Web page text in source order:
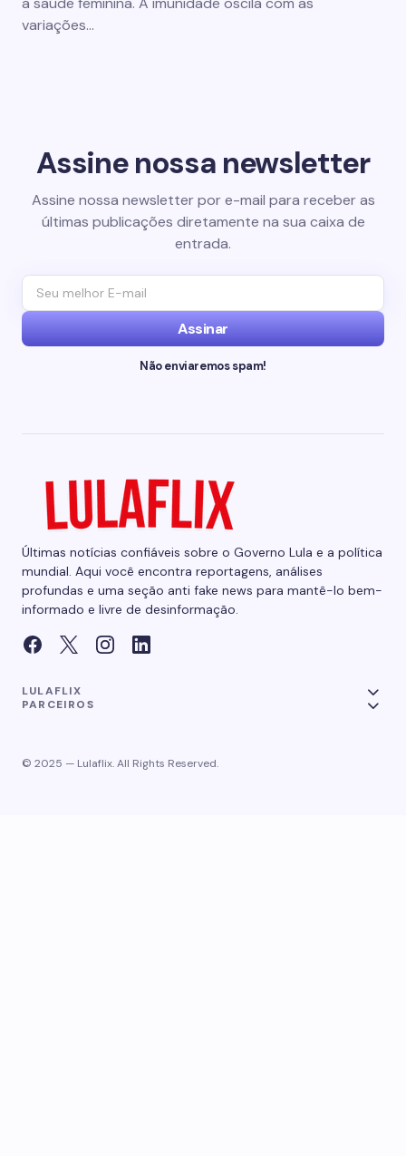
variações…
Assine nossa newsletter
Assine nossa newsletter por e-mail para receber as
últimas publicações diretamente na sua caixa de
entrada.
Assinar
Não enviaremos spam!
Últimas notícias confiáveis sobre o Governo Lula e a política
mundial. Aqui você encontra reportagens, análises
profundas e uma seção anti fake news para mantê-lo bem-
informado e livre de desinformação.
LULAFLIX
PARCEIROS
© 2025 — Lulaflix. All Rights Reserved.